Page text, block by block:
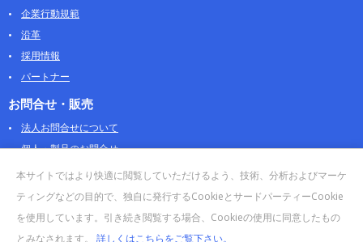
企業行動規範
沿革
採用情報
パートナー
お問合せ・販売
法人お問合せについて
個人・製品のお問合せ
AOSストア
クラウドデータカンパニー 法人向けガイド
販売終了・サポート終了製品
本サイトではより快適に閲覧していただけるよう、技術、分析およびマーケ
ティングなどの目的で、独自に発行するCookieとサードパーティーCookie
を使用しています。引き続き閲覧する場合、Cookieの使用に同意したもの
とみなされます。 詳しくはこちらをご覧下さい。